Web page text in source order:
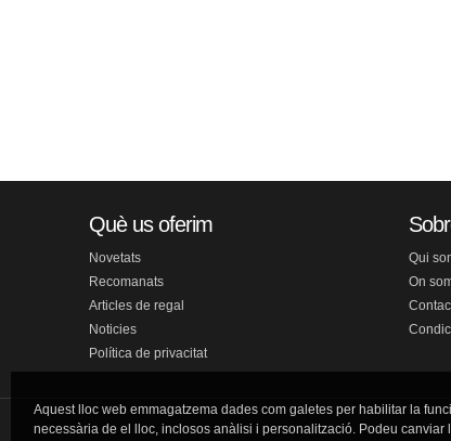
Què us oferim
Novetats
Recomanats
Articles de regal
Noticies
Política de privacitat
Qui
On
Aquest lloc web emmagatzema dades com galetes per habilitar la
necessària de el lloc, inclosos anàlisi i personalització. Podeu canviar